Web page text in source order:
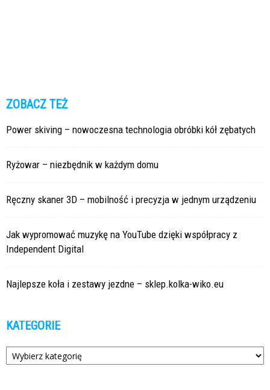
ZOBACZ TEŻ
Power skiving – nowoczesna technologia obróbki kół zębatych
Ryżowar – niezbędnik w każdym domu
Ręczny skaner 3D – mobilność i precyzja w jednym urządzeniu
Jak wypromować muzykę na YouTube dzięki współpracy z
Independent Digital
Najlepsze koła i zestawy jezdne – sklep.kolka-wiko.eu
KATEGORIE
Kategorie